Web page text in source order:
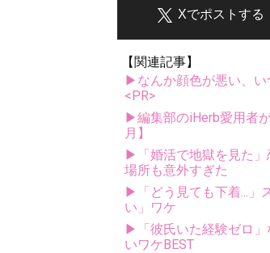
Xでポストする
【関連記事】
▶なんか顔色が悪い、い
<PR>
▶編集部のiHerb愛用者
月】
▶「婚活で地獄を見た」
場所も意外すぎた
▶「どう見ても下着...」
い」ワケ
▶「彼氏いた経験ゼロ」
いワケBEST